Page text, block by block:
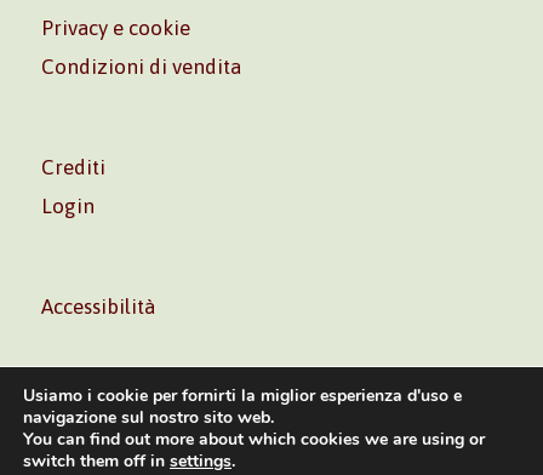
Privacy e cookie
Condizioni di vendita
Crediti
Login
Accessibilità
Volontè & Co. Srl – P.I. 06181480960 –info@volonte-
Usiamo i cookie per fornirti la miglior esperienza d'uso e
navigazione sul nostro sito web.
You can find out more about which cookies we are using or
switch them off in settings.